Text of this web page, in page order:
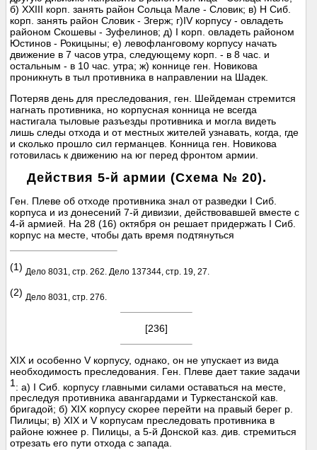
б) XXIII корп. занять район Сольца Мале - Словик; в) Н Сиб.
корп. занять район Словик - Згерж; г)IV корпусу - овладеть
районом Скошевы - Зуфелинов; д) I корп. овладеть районом
Юстинов - Рокицыны; е) левофланговому корпусу начать
движение в 7 часов утра, следующему корп. - в 8 час. и
остальным - в 10 час. утра; ж) коннице ген. Новикова
проникнуть в тыл противника в направлении на Шадек.
Потеряв день для преследования, ген. Шейдеман стремится
нагнать противника, но корпусная конница не всегда
настигала тыловые разъезды противника и могла видеть
лишь следы отхода и от местных жителей узнавать, когда, где
и сколько прошло сил германцев. Конница ген. Новикова
готовилась к движению на юг перед фронтом армии.
Действия 5-й армии (Схема № 20).
Ген. Плеве об отходе противника знал от разведки I Сиб.
корпуса и из донесений 7-й дивизии, действовавшей вместе с
4-й армией. На 28 (16) октября он решает придержать I Сиб.
корпус на месте, чтобы дать время подтянуться
(1) Дело 8031, стр. 262. Дело 137344, стр. 19, 27.
(2) Дело 8031, стр. 276.
[236]
XIX и особенно V корпусу, однако, он не упускает из вида
необходимость преследования. Ген. Плеве дает такие задачи
1 : а) I Сиб. корпусу главными силами оставаться на месте,
преследуя противника авангардами и Туркестанской кав.
бригадой; б) XIX корпусу скорее перейти на правый берег р.
Пилицы; в) XIX и V корпусам преследовать противника в
районе южнее р. Пилицы, а 5-й Донской каз. див. стремиться
отрезать его пути отхода с запада.